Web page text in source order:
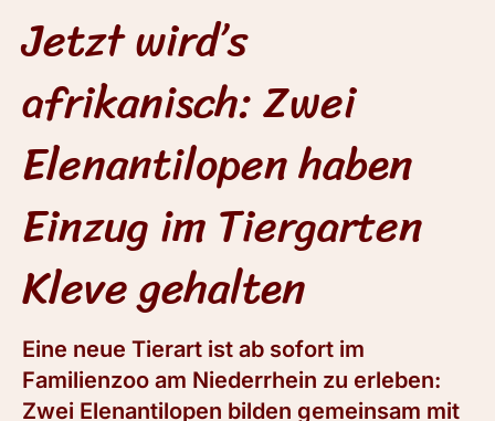
Jetzt wird’s
afrikanisch: Zwei
Elenantilopen haben
Einzug im Tiergarten
Kleve gehalten
Eine neue Tierart ist ab sofort im
Familienzoo am Niederrhein zu erleben:
Zwei Elenantilopen bilden gemeinsam mit